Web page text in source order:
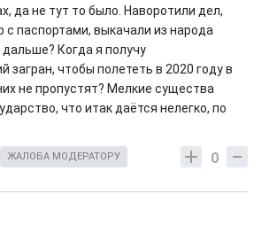
да не тут то было. Наворотили дел,
с паспортами, выкачали из народа
Когда я получу
загран, чтобы полететь в 2020 году в
не пропустят? Мелкие существа
что итак даётся нелегко, по
0
ЖАЛОБА МОДЕРАТОРУ